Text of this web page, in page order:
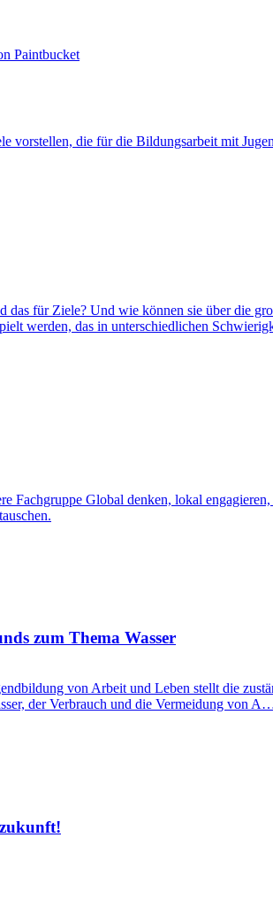
Paintbucket
vorstellen, die für die Bildungsarbeit mit
das für Ziele? Und wie können sie über die
werden, das in unterschiedlichen
Fachgruppe Global denken, lokal
zum Thema Wasser
von Arbeit und Leben stellt die
der Verbrauch und die Vermeidung von